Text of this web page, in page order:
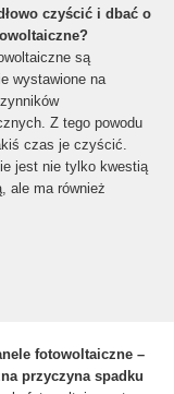
czyścić i dbać o
są
wystawione na
Z tego powodu
czas je czyścić.
jest nie tylko kwestią
ale ma również
fotowoltaiczne –
przyczyna spadku